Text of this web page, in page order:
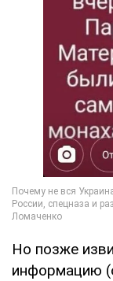
Но позже
информацию